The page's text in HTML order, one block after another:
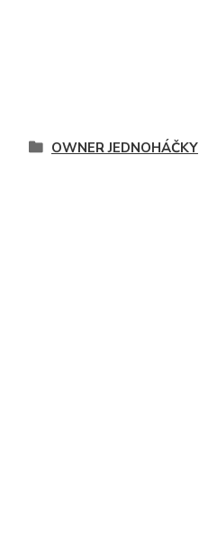
OWNER JEDNOHÁČKY